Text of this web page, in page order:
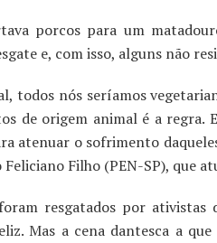
porcos para um
e, com isso, alguns não
todos nós seríamos
de origem animal é a regra.
atenuar o sofrimento
Filho (PEN-SP), que
resgatados por
Mas a cena dantesca a